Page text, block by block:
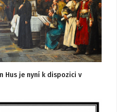
Hus je nyní k dispozici v